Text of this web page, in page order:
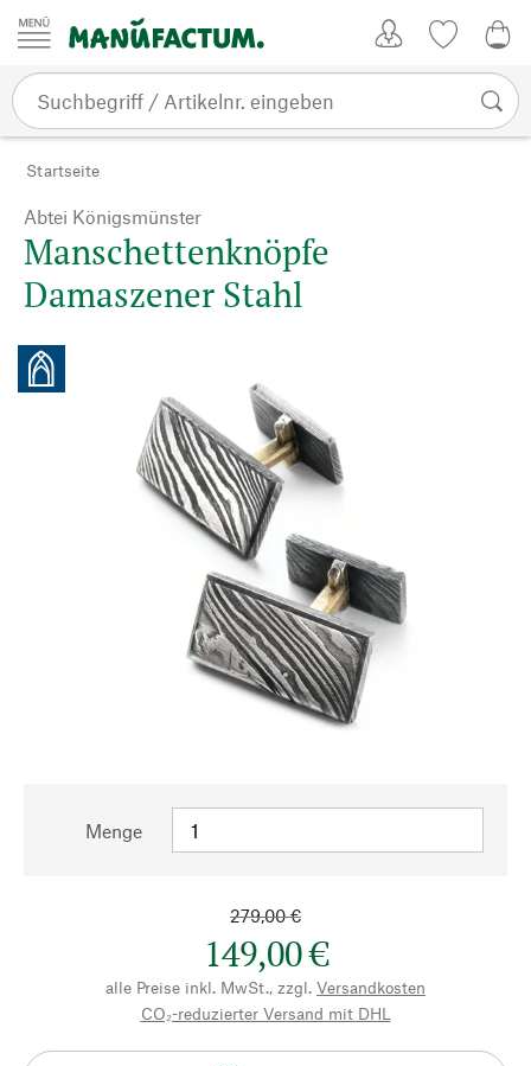
Zum Inhalt springen
Startseite
Abtei Königsmünster
Manschettenknöpfe
Damaszener Stahl
Menge
279,00 €
149,00 €
alle Preise inkl. MwSt., zzgl. Versandkosten
CO₂-reduzierter Versand mit DHL